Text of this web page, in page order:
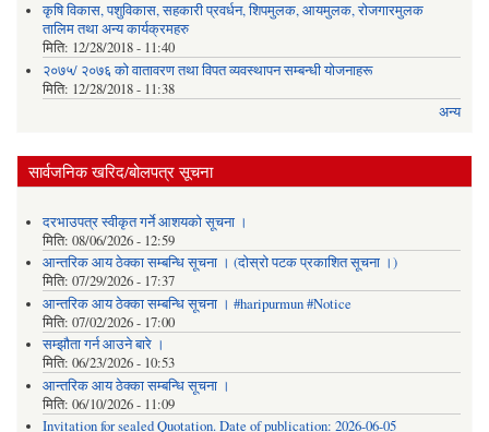
कृषि विकास, पशुविकास, सहकारी प्रवर्धन, शिपमुलक, आयमुलक, रोजगारमुलक
तालिम तथा अन्य कार्यक्रमहरु
मिति: 12/28/2018 - 11:40
२०७५/ २०७६ को वातावरण तथा विपत व्यवस्थापन सम्बन्धी योजनाहरू
मिति: 12/28/2018 - 11:38
अन्य
सार्वजनिक खरिद/बोलपत्र सूचना
दरभाउपत्र स्वीकृत गर्ने आशयको सूचना ।
मिति: 08/06/2026 - 12:59
आन्तरिक आय ठेक्का सम्बन्धि सूचना । (दोस्रो पटक प्रकाशित सूचना ।)
मिति: 07/29/2026 - 17:37
आन्तरिक आय ठेक्का सम्बन्धि सूचना । #haripurmun #Notice
मिति: 07/02/2026 - 17:00
सम्झौता गर्न आउने बारे ।
मिति: 06/23/2026 - 10:53
आन्तरिक आय ठेक्का सम्बन्धि सूचना ।
मिति: 06/10/2026 - 11:09
Invitation for sealed Quotation. Date of publication: 2026-06-05